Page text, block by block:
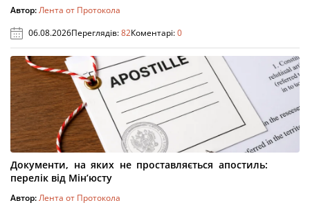
Автор:Лента от Протокола
06.08.2026Переглядів:82Коментарі:0
Документи, на яких не проставляється апостиль:
перелік від Мін’юсту
Автор:Лента от Протокола